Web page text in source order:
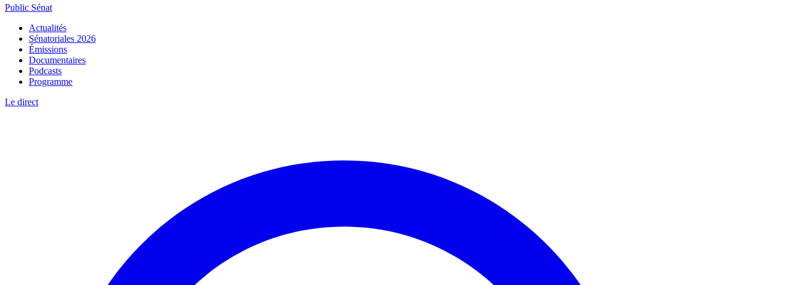
Public Sénat
Actualités
Sénatoriales 2026
Émissions
Documentaires
Podcasts
Programme
Le direct